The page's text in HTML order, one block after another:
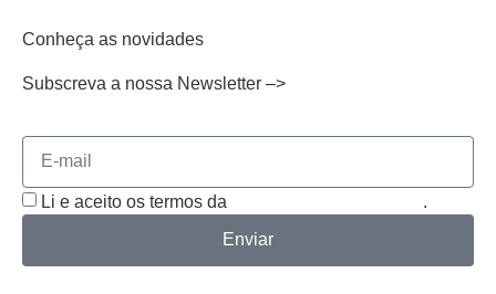
Conheça as novidades
Subscreva a nossa Newsletter –>
Li e aceito os termos da .
Enviar